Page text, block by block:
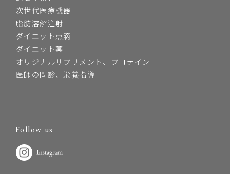
次世代医療機器
脂肪溶解注射
ダイエット点滴
ダイエット薬
オリジナルサプリメント、プロテイン
医師の問診、栄養指導
Follow us